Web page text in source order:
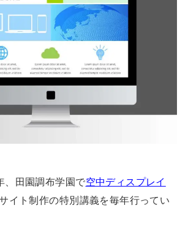
、田園調布学園で空中ディスプレイ
イト制作の特別講義を毎年行ってい